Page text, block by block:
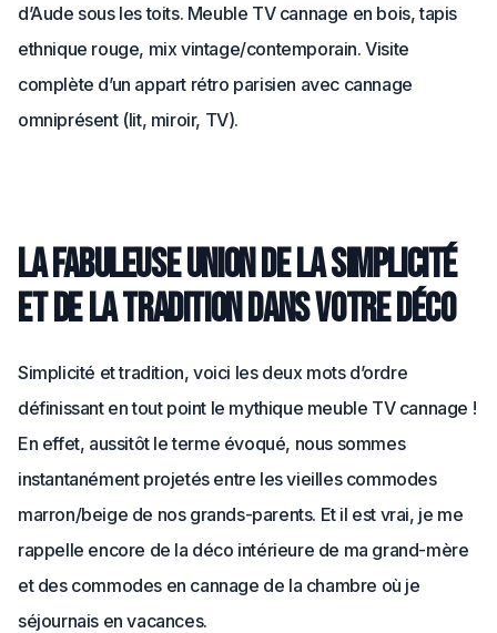
d’Aude sous les toits. Meuble TV cannage en bois, tapis
ethnique rouge, mix vintage/contemporain. Visite
complète d’un appart rétro parisien avec cannage
omniprésent (lit, miroir, TV).
La fabuleuse union de la simplicité
et de la tradition dans votre déco
Simplicité et tradition, voici les deux mots d’ordre
définissant en tout point le mythique meuble TV cannage !
En effet, aussitôt le terme évoqué, nous sommes
instantanément projetés entre les vieilles commodes
marron/beige de nos grands-parents. Et il est vrai, je me
rappelle encore de la déco intérieure de ma grand-mère
et des commodes en cannage de la chambre où je
séjournais en vacances.